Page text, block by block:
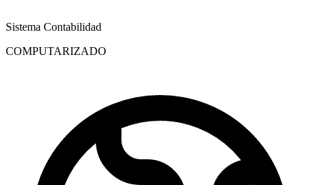
Sistema Contabilidad
COMPUTARIZADO